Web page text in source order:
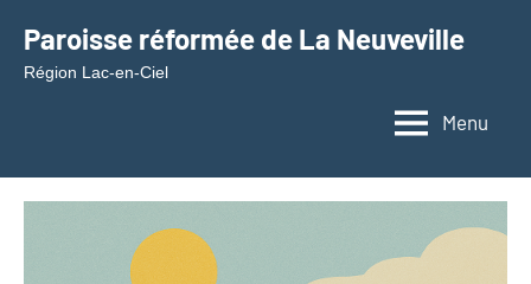
contenu
Paroisse réformée de La Neuveville
Région Lac-en-Ciel
Menu